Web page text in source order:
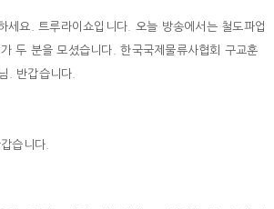
요. 트루라이쇼입니다. 오늘 방송에서는 철도파업
두 분을 모셨습니다. 한국국제물류사협회 구교훈
. 반갑습니다.
습니다.